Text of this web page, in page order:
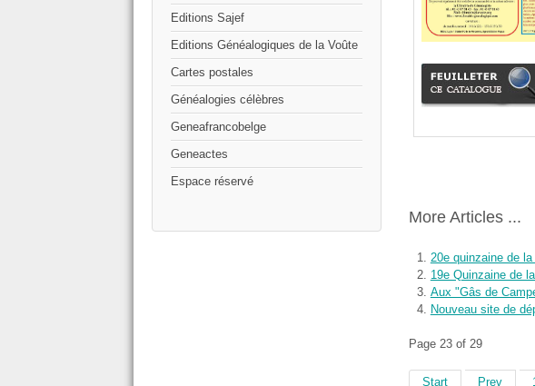
Editions Sajef
Editions Généalogiques de la Voûte
Cartes postales
Généalogies célèbres
Geneafrancobelge
Geneactes
Espace réservé
More Articles ...
20e quinzaine de
19e Quinzaine de
Aux "Gâs de
Nouveau site de
Page 23 of 29
Start Prev